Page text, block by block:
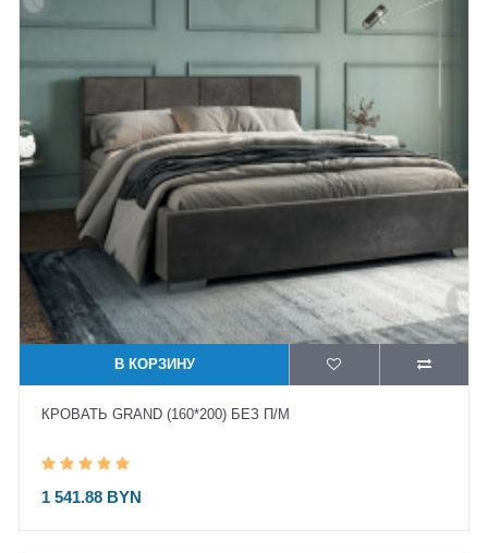
В КОРЗИНУ
КРОВАТЬ GRAND (160*200) БЕЗ П/М
1 541.88 BYN